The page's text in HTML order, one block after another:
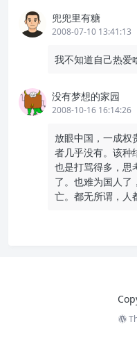
兜兜里有糖
2008-07-10 13:41:13
我不知道自己热
没有梦想的家园
2008-10-16 16:14:26
放眼中国，一成权
者几乎没有。该种
也是打骂得多，思
了。也难为国人了
亡。都无所谓，人